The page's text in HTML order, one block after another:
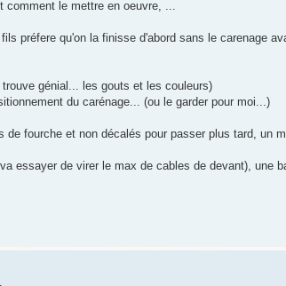
comment le mettre en oeuvre, ...
préfere qu'on la finisse d'abord sans le carenage
génial... les gouts et les couleurs)
du carénage... (ou le garder pour moi...)
fourche et non décalés pour passer plus tard, un
essayer de virer le max de cables de devant), une